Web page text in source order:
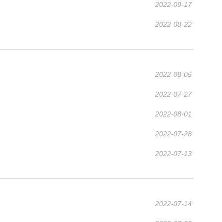
2022-09-17
2022-08-22
2022-08-05
2022-07-27
2022-08-01
2022-07-28
2022-07-13
2022-07-14